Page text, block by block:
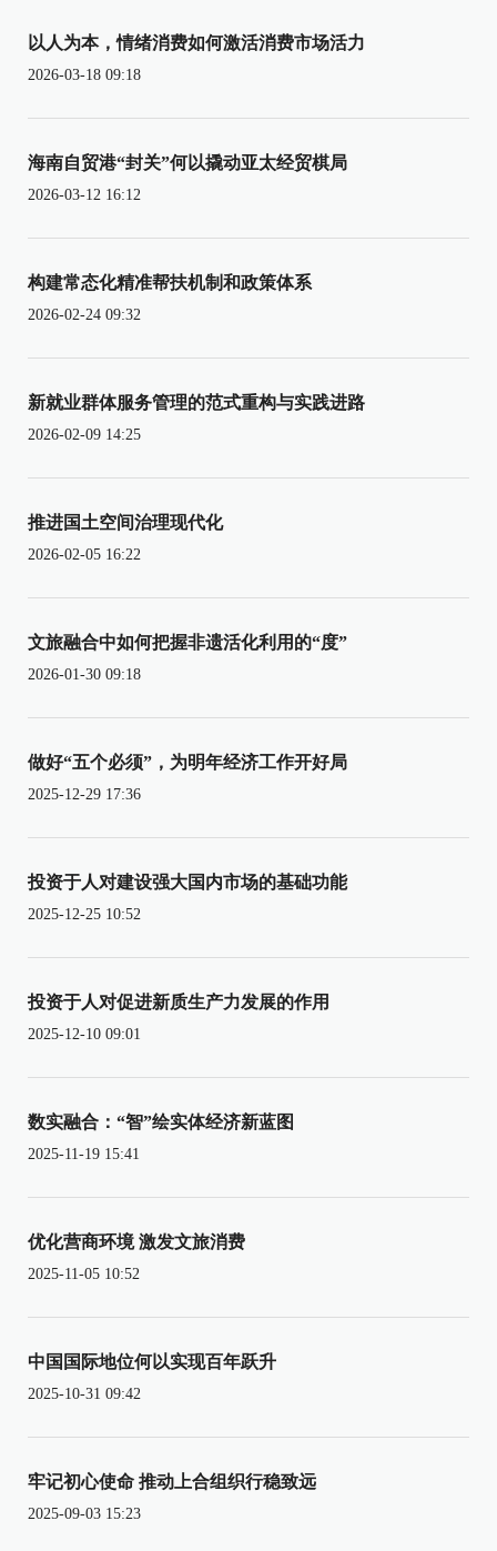
以人为本，情绪消费如何激活消费市场活力
2026-03-18 09:18
海南自贸港“封关”何以撬动亚太经贸棋局
2026-03-12 16:12
构建常态化精准帮扶机制和政策体系
2026-02-24 09:32
新就业群体服务管理的范式重构与实践进路
2026-02-09 14:25
推进国土空间治理现代化
2026-02-05 16:22
文旅融合中如何把握非遗活化利用的“度”
2026-01-30 09:18
做好“五个必须”，为明年经济工作开好局
2025-12-29 17:36
投资于人对建设强大国内市场的基础功能
2025-12-25 10:52
投资于人对促进新质生产力发展的作用
2025-12-10 09:01
数实融合：“智”绘实体经济新蓝图
2025-11-19 15:41
优化营商环境 激发文旅消费
2025-11-05 10:52
中国国际地位何以实现百年跃升
2025-10-31 09:42
牢记初心使命 推动上合组织行稳致远
2025-09-03 15:23